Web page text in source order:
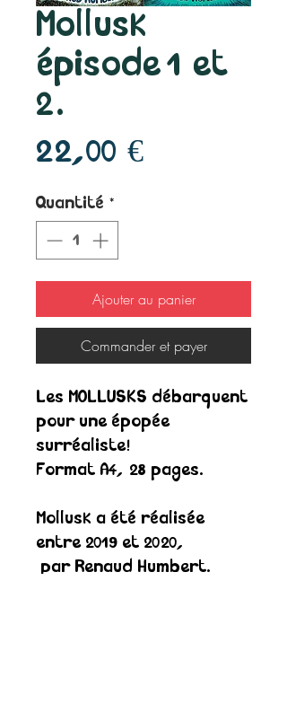
Mollusk
épisode 1 et
2.
22,00 €Prix
Quantité *
Ajouter au panier
Commander et payer
Les MOLLUSKS débarquent
pour une épopée
surréaliste!
Format A4, 28 pages.
Mollusk a été réalisée
entre 2019 et 2020,
par Renaud Humbert.